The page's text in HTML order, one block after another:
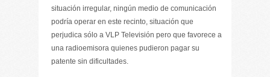
situación irregular, ningún medio de comunicación
podría operar en este recinto, situación que
perjudica sólo a VLP Televisión pero que favorece a
una radioemisora quienes pudieron pagar su
patente sin dificultades.